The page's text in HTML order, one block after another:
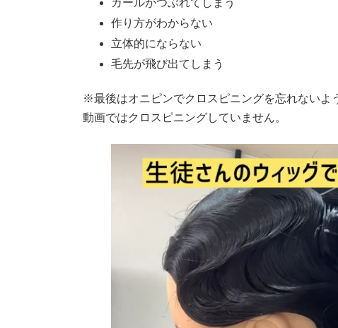
作り方がわからない
立体的にならない
毛先が飛び出てしまう
※最後はオニピンでクロスピニングを忘れないよ
動画ではクロスピニングしていません。